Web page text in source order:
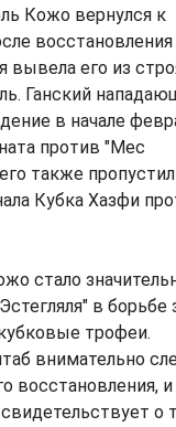
Кожо вернулся к
восстановления
вывела его из
Ганский
в начале
против "Мес
также пропустил
Кубка Хазфи
стало
в борьбе
трофеи.
внимательно
восстановления, и
о